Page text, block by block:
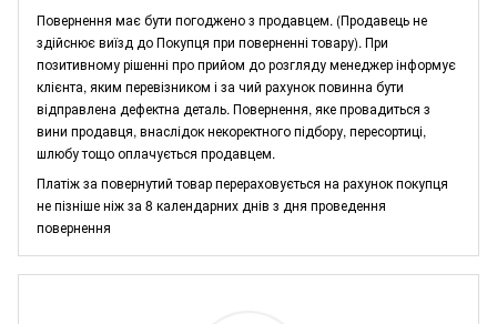
Повернення має бути погоджено з продавцем. (Продавець не
здійснює виїзд до Покупця при поверненні товару). При
позитивному рішенні про прийом до розгляду менеджер інформує
клієнта, яким перевізником і за чий рахунок повинна бути
відправлена дефектна деталь. Повернення, яке провадиться з
вини продавця, внаслідок некоректного підбору, пересортиці,
шлюбу тощо оплачується продавцем.
Платіж за повернутий товар перераховується на рахунок покупця
не пізніше ніж за 8 календарних днів з дня проведення
повернення